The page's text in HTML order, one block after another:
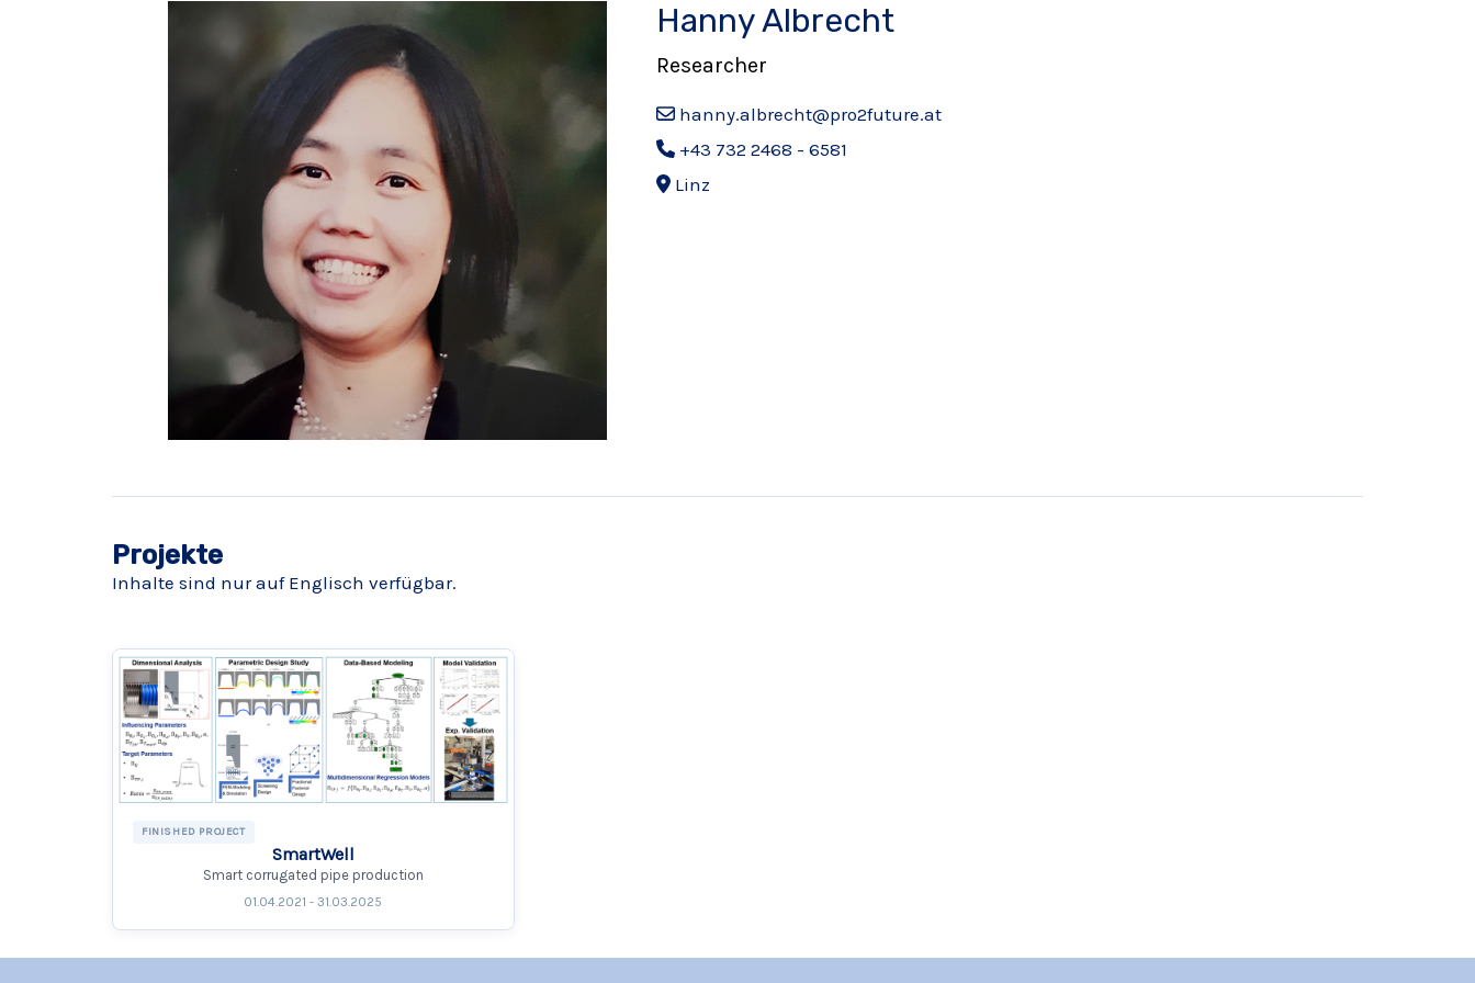
Hanny Albrecht
Researcher
hanny.albrecht@pro2future.at
+43 732 2468 - 6581
Linz
Projekte
Inhalte sind nur auf Englisch verfügbar.
FINISHED PROJECT
SmartWell
Smart corrugated pipe production
01.04.2021 - 31.03.2025